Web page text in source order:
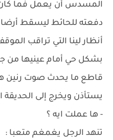
المسدس أن يعمل فما كان
دفعته للحائط ليسقط
أنظار لينا التي تراقب
بشكل حي أمام عينيها من
قاطع ما يحدث صوت رنين
يستأذن ويخرج إلى
- ها عملت ايه ؟
تنهد الرجل يغمغم متعبا :